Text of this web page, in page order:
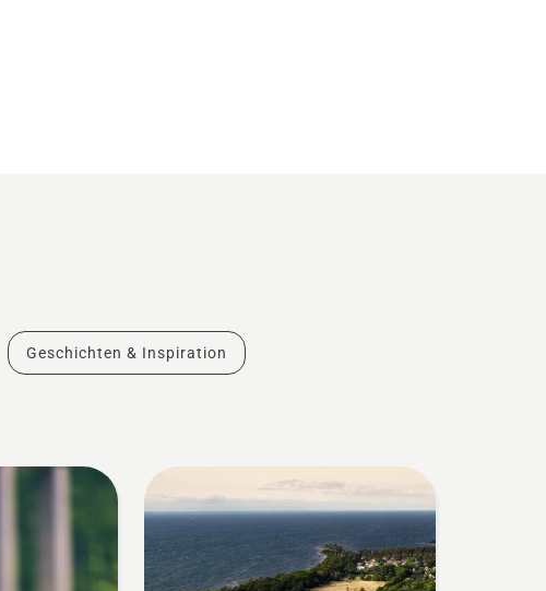
Geschichten & Inspiration